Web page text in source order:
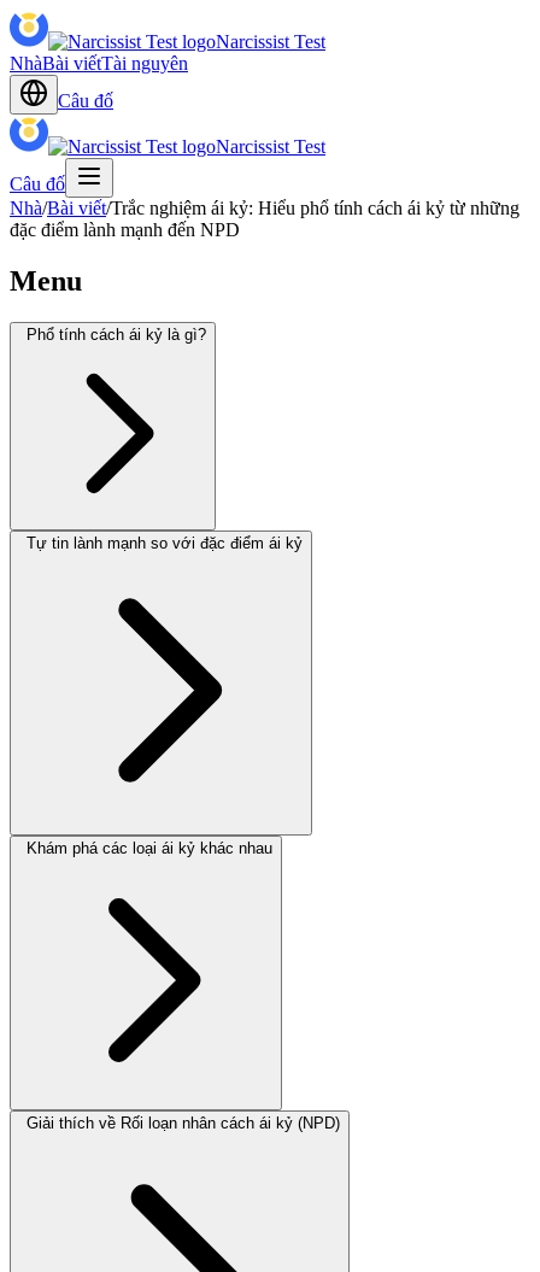
Narcissist Test
NhàBài viếtTài nguyên
Câu đố
Narcissist Test
Câu đố
Nhà/Bài viết/Trắc nghiệm ái kỷ: Hiểu phổ tính cách ái kỷ từ những
đặc điểm lành mạnh đến NPD
Menu
Phổ tính cách ái kỷ là gì?
Tự tin lành mạnh so với đặc điểm ái kỷ
Khám phá các loại ái kỷ khác nhau
Giải thích về Rối loạn nhân cách ái kỷ (NPD)